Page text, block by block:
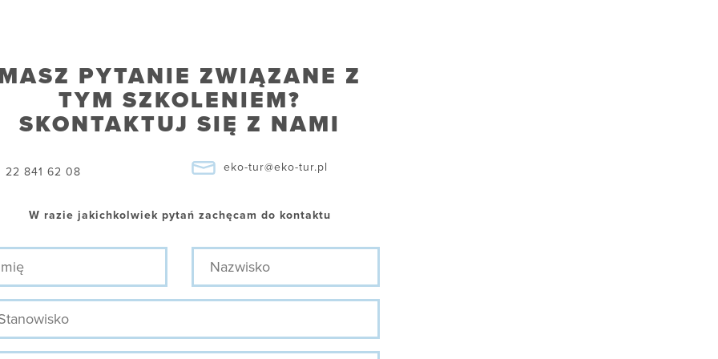
PYTANIE ZWIĄZANE Z
TYM SZKOLENIEM?
SKONTAKTUJ SIĘ Z NAMI
22 841 62 08 eko-tur@eko-tur.pl
W razie jakichkolwiek pytań zachęcam do kontaktu
Nazwisko